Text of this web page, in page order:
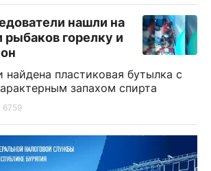
нашли на
рыбаков горелку и
найдена пластиковая бутылка с
запахом спирта
6759